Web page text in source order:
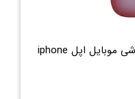
کاور مدل LENZ-01 مناسب برای گوشی موبایل اپل iphone